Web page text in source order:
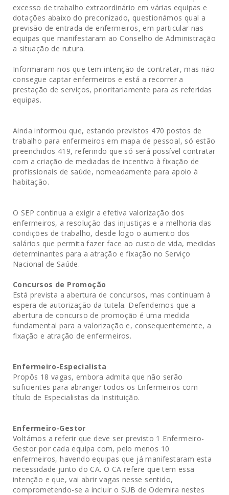
excesso de trabalho extraordinário em várias equipas e
dotações abaixo do preconizado, questionámos qual a
previsão de entrada de enfermeiros, em particular nas
equipas que manifestaram ao Conselho de Administração
a situação de rutura.
Informaram-nos que tem intenção de contratar, mas não
consegue captar enfermeiros e está a recorrer a
prestação de serviços, prioritariamente para as referidas
equipas.
Ainda informou que, estando previstos 470 postos de
trabalho para enfermeiros em mapa de pessoal, só estão
preenchidos 419, referindo que só será possível contratar
com a criação de mediadas de incentivo à fixação de
profissionais de saúde, nomeadamente para apoio à
habitação.
O SEP continua a exigir a efetiva valorização dos
enfermeiros, a resolução das injustiças e a melhoria das
condições de trabalho, desde logo o aumento dos
salários que permita fazer face ao custo de vida, medidas
determinantes para a atração e fixação no Serviço
Nacional de Saúde.
Concursos de Promoção
Está prevista a abertura de concursos, mas continuam à
espera de autorização da tutela. Defendemos que a
abertura de concurso de promoção é uma medida
fundamental para a valorização e, consequentemente, a
fixação e atração de enfermeiros.
Enfermeiro-Especialista
Propôs 18 vagas, embora admita que não serão
suficientes para abranger todos os Enfermeiros com
título de Especialistas da Instituição.
Enfermeiro-Gestor
Voltámos a referir que deve ser previsto 1 Enfermeiro-
Gestor por cada equipa com, pelo menos 10
enfermeiros, havendo equipas que já manifestaram esta
necessidade junto do CA. O CA refere que tem essa
intenção e que, vai abrir vagas nesse sentido,
comprometendo-se a incluir o SUB de Odemira nestes